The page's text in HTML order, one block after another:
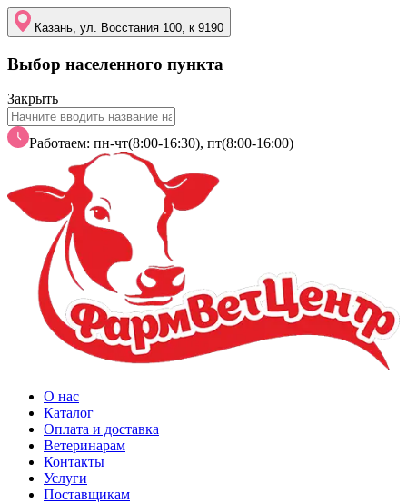
Казань, ул. Восстания 100, к 9190
Выбор населенного пункта
Закрыть
Работаем: пн-чт(8:00-16:30), пт(8:00-16:00)
О нас
Каталог
Оплата и доставка
Ветеринарам
Контакты
Услуги
Поставщикам